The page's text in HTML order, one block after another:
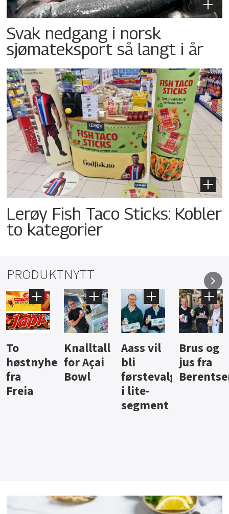
Svak nedgang i norsk
sjømateksport så langt i år
Lerøy Fish Taco Sticks: Kobler
to kategorier
PRODUKTNYTT
Knalltall
for Açai
Bowl
Aass vil
bli
førstevalg
Brus og
jus fra
Berentsen
Hard
iste fra
Hansa